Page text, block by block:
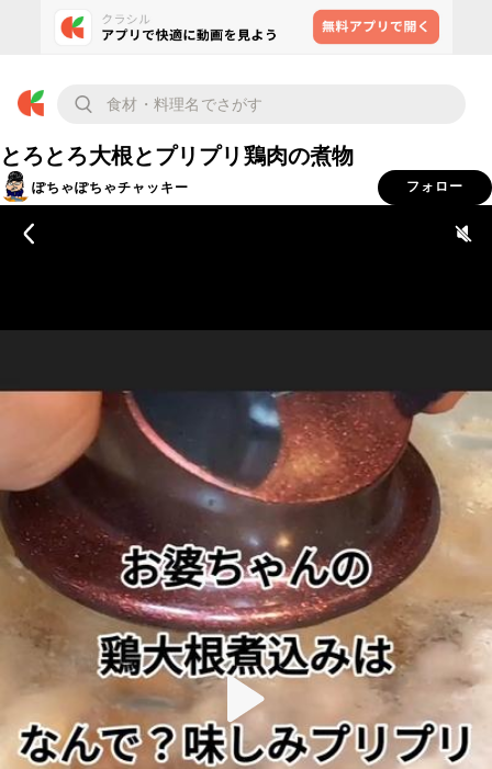
とろとろ大根とプリプリ鶏肉の煮物
ぽちゃぽちゃチャッキー フォロー